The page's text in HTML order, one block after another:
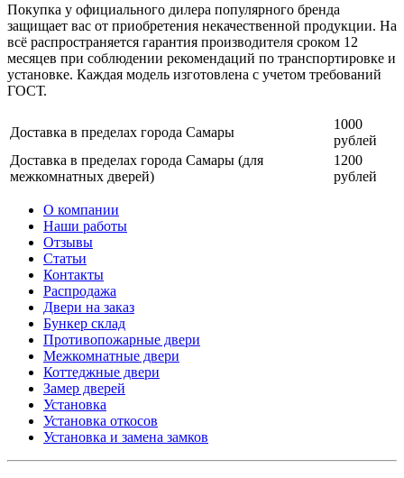
Покупка у официального дилера популярного бренда
защищает вас от приобретения некачественной продукции. На
всё распространяется гарантия производителя сроком 12
месяцев при соблюдении рекомендаций по транспортировке и
установке. Каждая модель изготовлена с учетом требований
ГОСТ.
Доставка в пределах города Самары
1000
рублей
Доставка в пределах города Самары (для
межкомнатных дверей)
1200
рублей
О компании
Наши работы
Отзывы
Статьи
Контакты
Распродажа
Двери на заказ
Бункер склад
Противопожарные двери
Межкомнатные двери
Коттеджные двери
Замер дверей
Установка
Установка откосов
Установка и замена замков